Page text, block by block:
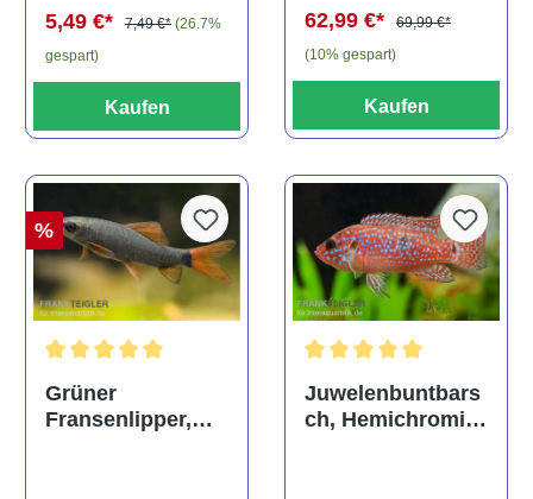
5,49 €* 7,49 €* (26.7%
gespart)
Kaufen
62,99 €*
69,99 €*
(10% gespart)
Kaufen
%
Grüner
Fransenlipper,
Juwelenbuntbars
ch, Hemichromis